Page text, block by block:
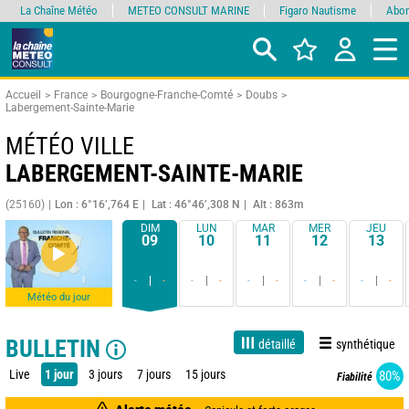
Accueil France Bourgogne-Franche-Comté
Doubs
Labergement-Sainte-Marie
MÉTÉO VILLE
LABERGEMENT-SAINTE-MARIE
(25160) Lon : 6°16’,764 E Lat : 46°46’,308 N Alt : 863m
Météo du jour
DIM
09
- -
LUN
10
- -
MAR
11
- -
MER
12
- -
JEU
13
- -
BULLETIN détaillé synthétique
Live 1 jour 3 jours 7 jours 15 jours Fiabilité 80%
La Chaîne Météo METEO CONSULT MARINE Figaro Nautisme